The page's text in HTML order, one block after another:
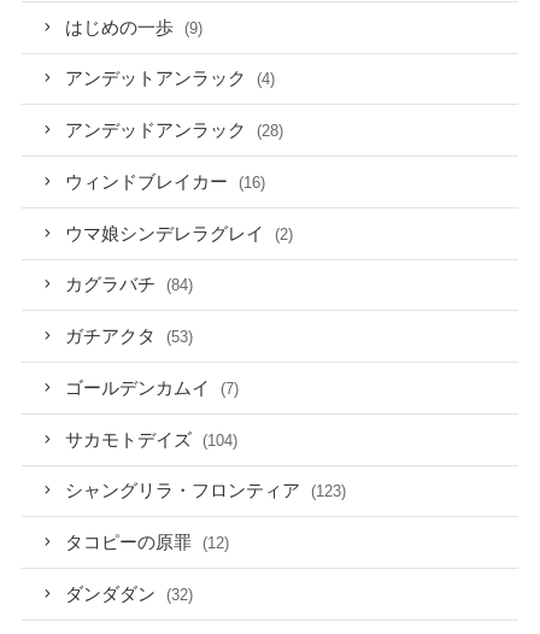
はじめの一歩 (9)
アンデットアンラック (4)
アンデッドアンラック (28)
ウィンドブレイカー (16)
ウマ娘シンデレラグレイ (2)
カグラバチ (84)
ガチアクタ (53)
ゴールデンカムイ (7)
サカモトデイズ (104)
シャングリラ・フロンティア (123)
タコピーの原罪 (12)
ダンダダン (32)